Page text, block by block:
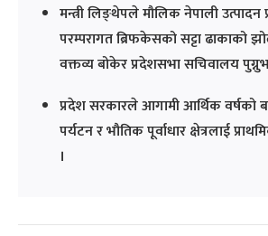
मन्त्री लिङ्थेपले मौलिक नेपाली उत्पादन
परम्परागत ब्रिफकेसको सट्टा ढाकाको
वक्तव्य बोकेर प्रदेशसभा सचिवालय
प्रदेश सरकारले आगामी आर्थिक वर्षको
पर्यटन र भौतिक पूर्वाधार क्षेत्रलाई
।